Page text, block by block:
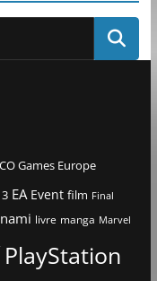
Games Europe
EA Event film Final
livre manga Marvel
PlayStation